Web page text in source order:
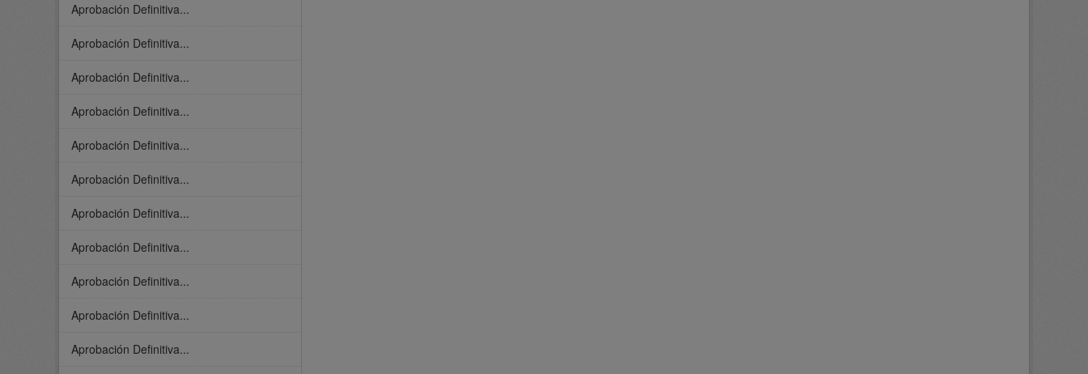
Aprobación Definitiva...
Aprobación Definitiva...
Aprobación Definitiva...
Aprobación Definitiva...
Aprobación Definitiva...
Aprobación Definitiva...
Aprobación Definitiva...
Aprobación Definitiva...
Aprobación Definitiva...
Aprobación Definitiva...
Aprobación Definitiva...